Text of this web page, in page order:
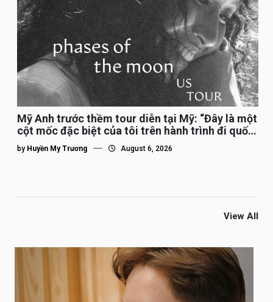
Mỹ Anh trước thềm tour diễn tại Mỹ: “Đây là một
cột mốc đặc biệt của tôi trên hành trình đi quốc
tế”
by Huyền My Trương August 6, 2026
View All